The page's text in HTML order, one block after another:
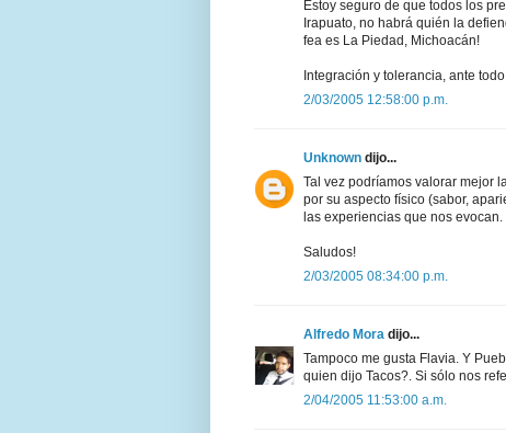
Estoy seguro de que todos los
Irapuato, no habrá quién la
fea es La Piedad, Michoacán!
Integración y tolerancia, ante
2/03/2005 12:58:00 p.m.
Unknown dijo...
Tal vez podríamos valorar mejor
por su aspecto físico (sabor,
las experiencias que nos evocan.
Saludos!
2/03/2005 08:34:00 p.m.
Alfredo Mora dijo...
Tampoco me gusta Flavia. Y
quien dijo Tacos?. Si sólo nos
2/04/2005 11:53:00 a.m.